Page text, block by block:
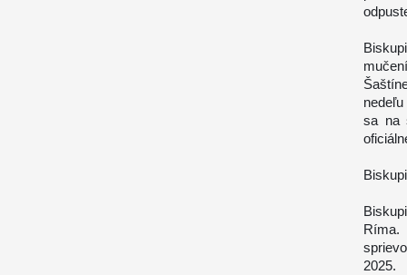
sa na
Ríma.